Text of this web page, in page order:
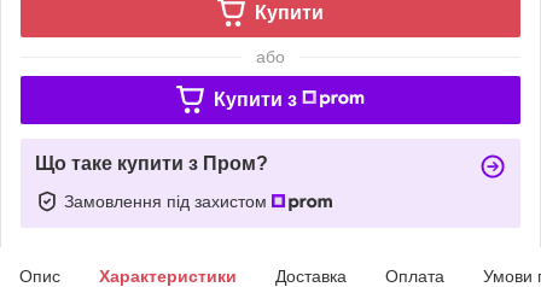
Купити
або
Купити з
Що таке купити з Пром?
Замовлення під захистом
Опис Характеристики Доставка Оплата Умови